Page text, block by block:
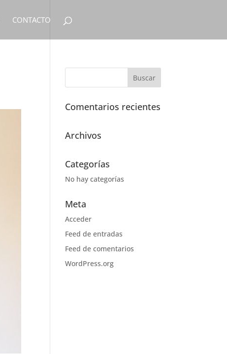
CONTACTO
Comentarios recientes
Archivos
Categorías
No hay categorías
Meta
Acceder
Feed de entradas
Feed de comentarios
WordPress.org